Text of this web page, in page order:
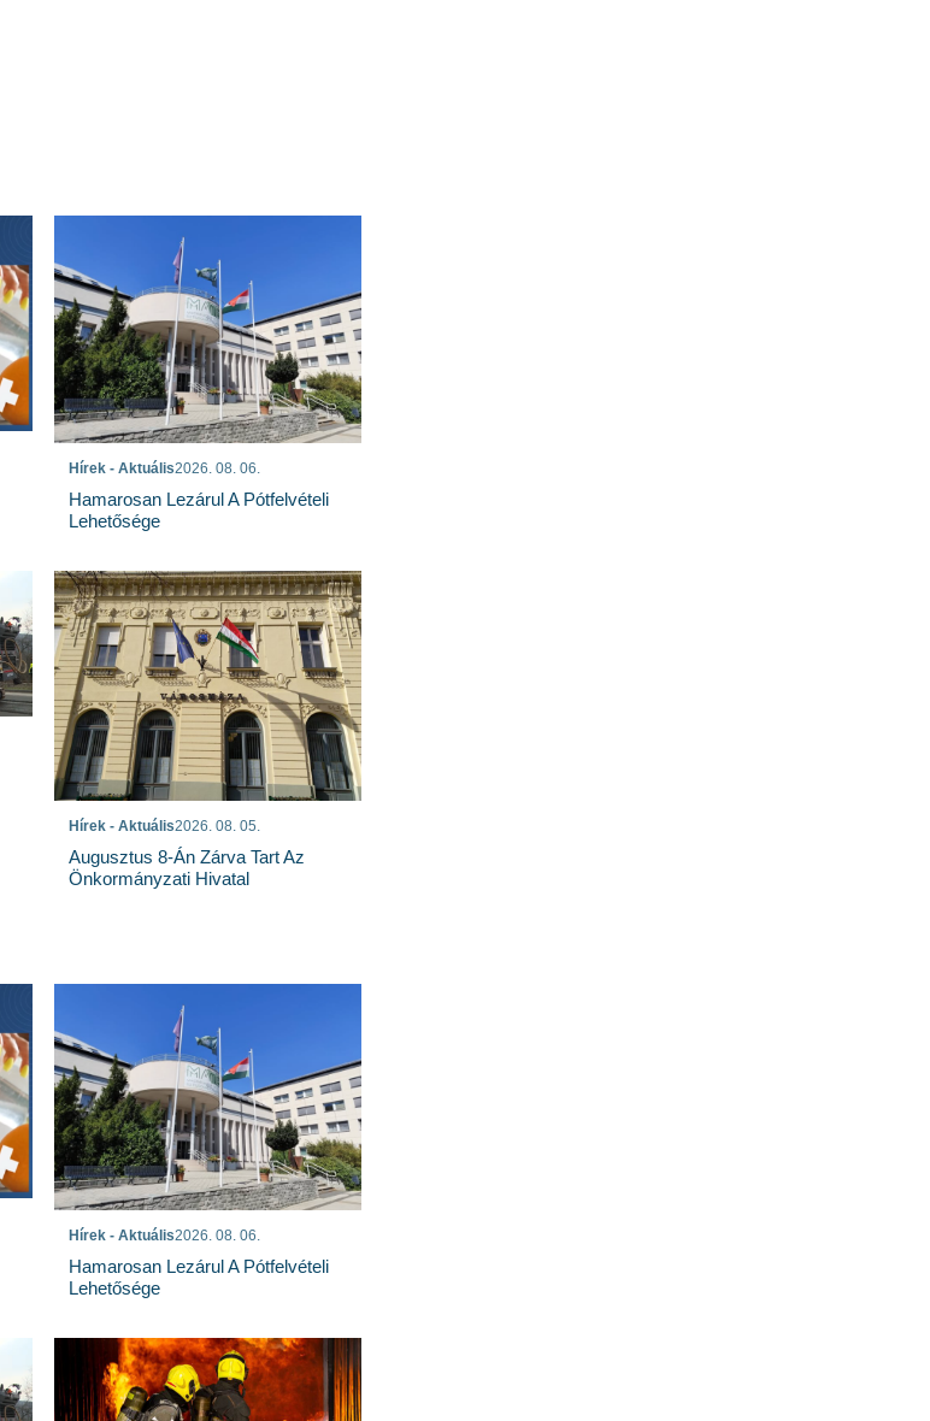
Hírek - Aktuális2026. 08. 06.
Hamarosan Lezárul A Pótfelvételi
Lehetősége
Hírek - Aktuális2026. 08. 05.
Augusztus 8-Án Zárva Tart Az
Önkormányzati Hivatal
Hírek - Aktuális2026. 08. 06.
Hamarosan Lezárul A Pótfelvételi
Lehetősége